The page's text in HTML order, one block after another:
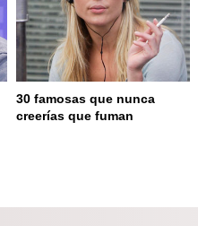
30 famosas que nunca
creerías que fuman